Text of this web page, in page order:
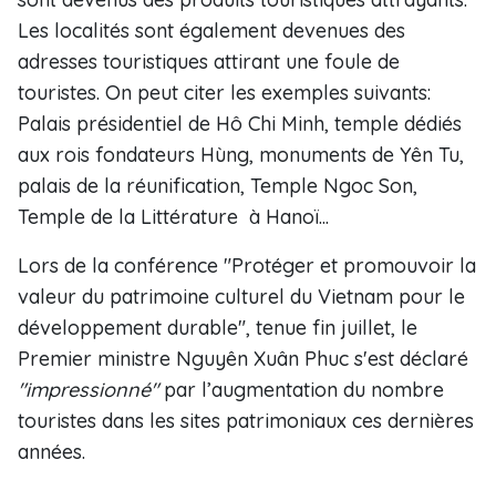
Les localités sont également devenues des
adresses touristiques attirant une foule de
touristes. On peut citer les exemples suivants:
Palais présidentiel de Hô Chi Minh, temple dédiés
aux rois fondateurs Hùng, monuments de Yên Tu,
palais de la réunification, Temple Ngoc Son,
Temple de la Littérature à Hanoï...
Lors de la conférence "Protéger et promouvoir la
valeur du patrimoine culturel du Vietnam pour le
développement durable", tenue fin juillet, le
Premier ministre Nguyên Xuân Phuc s'est déclaré
"impressionné"par l’augmentation du nombre
touristes dans les sites patrimoniaux ces dernières
années.